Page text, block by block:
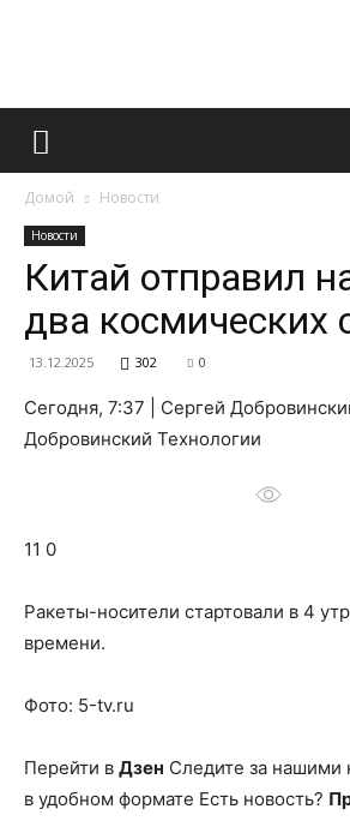
и
Домой Новости
Новости
Китай отправил
два космических
13.12.2025 302 0
Сегодня, 7:37 | Сергей
Добровинский Технологии
11 0
Ракеты-носители стартовали в 4
времени.
Фото: 5-tv.ru
Перейти в Дзен Следите за нашими
в удобном формате Есть новость?